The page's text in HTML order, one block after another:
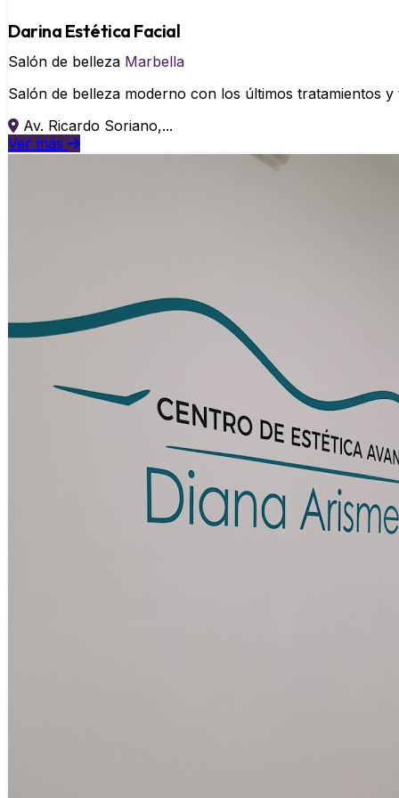
Darina Estética Facial
Salón de belleza Marbella
Salón de belleza moderno con los últimos tratamientos
Av. Ricardo Soriano,...
Ver más